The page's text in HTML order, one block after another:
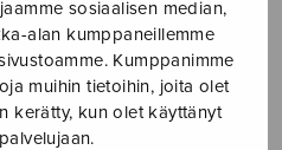
sosiaalisen median,
alan kumppaneillemme
Kumppanimme
muihin tietoihin, joita olet
kerätty, kun olet käyttänyt